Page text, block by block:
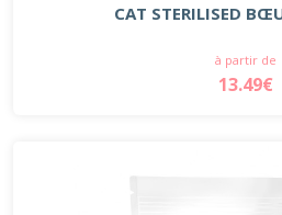
CAT STERILISED
à partir de
13.49€